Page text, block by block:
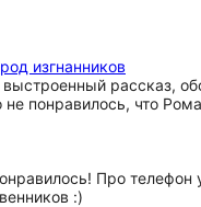
изгнанников
рассказ,
понравилось, что
Про телефон
:)